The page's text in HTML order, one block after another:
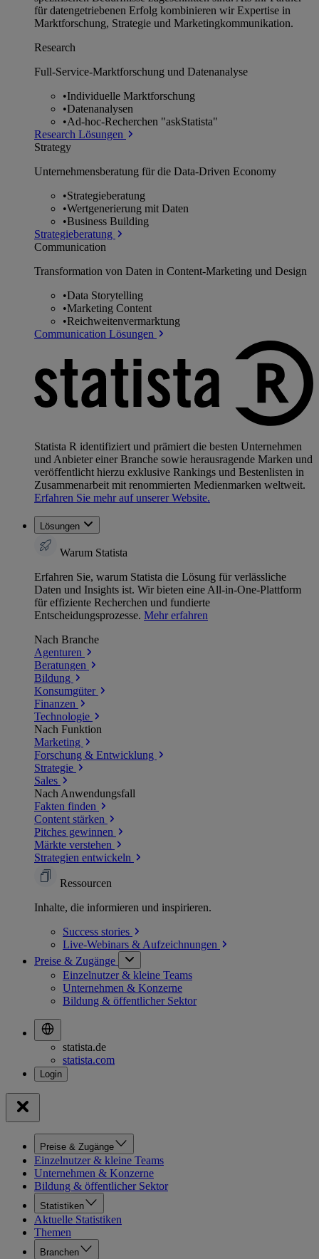
für datengetriebenen Erfolg kombinieren wir Expertise in
Marktforschung, Strategie und Marketingkommunikation.
Research
Full-Service-Marktforschung und Datenanalyse
•Individuelle Marktforschung
•Datenanalysen
•Ad-hoc-Recherchen "askStatista"
Research Lösungen
Strategy
Unternehmens­beratung für die Data-Driven Economy
•Strategieberatung
•Wertgenerierung mit Daten
•Business Building
Strategieberatung
Communication
Transformation von Daten in Content-Marketing und Design
•Data Storytelling
•Marketing Content
•Reichweitenvermarktung
Communication Lösungen
Statista R identifiziert und prämiert die besten Unternehmen
und Anbieter einer Branche sowie herausragende Marken und
veröffentlicht hierzu exklusive Rankings und Bestenlisten in
Zusammenarbeit mit renommierten Medienmarken weltweit.
Erfahren Sie mehr auf unserer Website.
Lösungen
Warum Statista
Erfahren Sie, warum Statista die Lösung für verlässliche
Daten und Insights ist. Wir bieten eine All-in-One-Plattform
für effiziente Recherchen und fundierte
Entscheidungsprozesse. Mehr erfahren
Nach Branche
Agenturen
Beratungen
Bildung
Konsumgüter
Finanzen
Technologie
Nach Funktion
Marketing
Forschung & Entwicklung
Strategie
Sales
Nach Anwendungsfall
Fakten finden
Content stärken
Pitches gewinnen
Märkte verstehen
Strategien entwickeln
Ressourcen
Inhalte, die informieren und inspirieren.
Success stories
Live-Webinars & Aufzeichnungen
Preise & Zugänge
Einzelnutzer & kleine Teams
Unternehmen & Konzerne
Bildung & öffentlicher Sektor
statista.de
statista.com
Preise & Zugänge
Einzelnutzer & kleine Teams
Unternehmen & Konzerne
Bildung & öffentlicher Sektor
Statistiken
Aktuelle Statistiken
Themen
Branchen